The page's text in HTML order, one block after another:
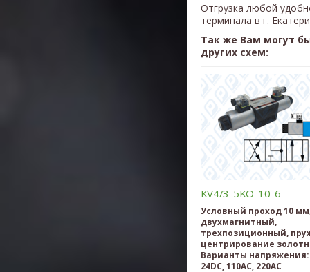
Отгрузка любой
терминала в г.
Так же Вам могут
других схем:
KV4/3-5KO-10-6
Условный проход 10
двухмагнитный,
трехпозиционный,
центрирование
Варианты напряжения:
24DC, 110AC, 220AC